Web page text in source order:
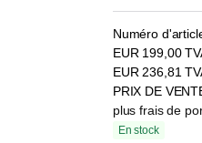
Numéro
EUR 199,00
EUR 236,81
PRIX DE
plus frais de
En stock